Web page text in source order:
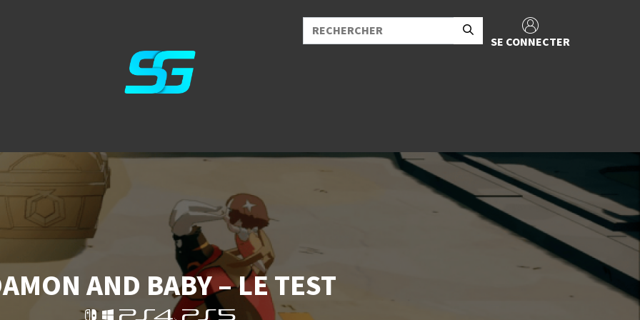
SE CONNECTER
AND BABY – LE TEST